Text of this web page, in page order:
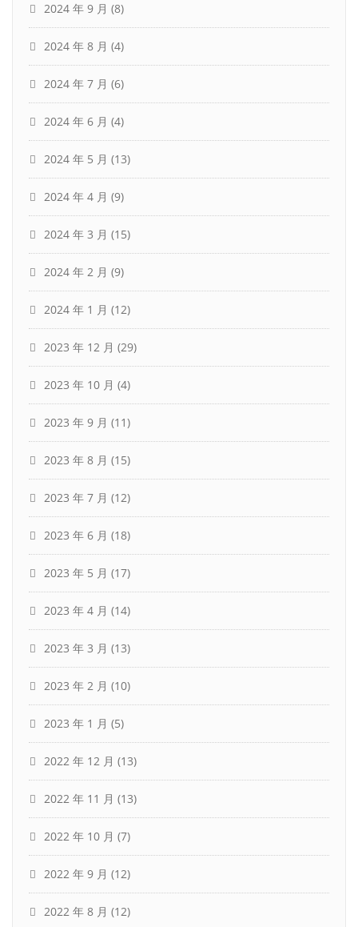
2024 年 9 月 (8)
2024 年 8 月 (4)
2024 年 7 月 (6)
2024 年 6 月 (4)
2024 年 5 月 (13)
2024 年 4 月 (9)
2024 年 3 月 (15)
2024 年 2 月 (9)
2024 年 1 月 (12)
2023 年 12 月 (29)
2023 年 10 月 (4)
2023 年 9 月 (11)
2023 年 8 月 (15)
2023 年 7 月 (12)
2023 年 6 月 (18)
2023 年 5 月 (17)
2023 年 4 月 (14)
2023 年 3 月 (13)
2023 年 2 月 (10)
2023 年 1 月 (5)
2022 年 12 月 (13)
2022 年 11 月 (13)
2022 年 10 月 (7)
2022 年 9 月 (12)
2022 年 8 月 (12)